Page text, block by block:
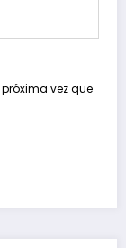
vez que